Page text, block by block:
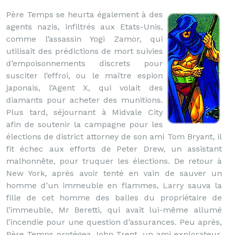
Père Temps se heurta également à des
agents nazis, infiltrés aux Etats-Unis,
comme l’assassin Yogi Zamor, qui
utilisait des prédictions de mort suivies
d’empoisonnements discrets pour
susciter l’effroi, ou le maître espion
japonais, l’Agent X, qui volait des
diamants pour acheter des munitions.
Plus tard, séjournant à Midvale City
afin de soutenir la campagne pour les
élections de district attorney de son ami Tom Bryant, il
fit échec aux efforts de Peter Drew, un assistant
malhonnête, pour truquer les élections. De retour à
New York, après avoir tenté en vain de sauver un
homme d’un immeuble en flammes, Larry sauva la
fille de cet homme des balles du propriétaire de
l’immeuble, Mr Beretti, qui avait lui-même allumé
l’incendie pour une question d’assurances. Peu après,